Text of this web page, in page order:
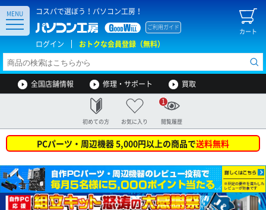
コスパで選ぼう！パソコン工房！
カート
ご利用ガイド
ログイン おトクな会員登録（無料）
MENU
全国店舗情報 修理・サポート 買取
初めての方 お気に入り 閲覧履歴
1
PCパーツ・周辺機器 5,000円以上の商品で送料無料